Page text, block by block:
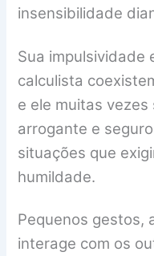
insensibilidade
Sua impulsividade
calculista
e ele muitas
arrogante e
situações que
humildade.
Pequenos gestos,
interage com os